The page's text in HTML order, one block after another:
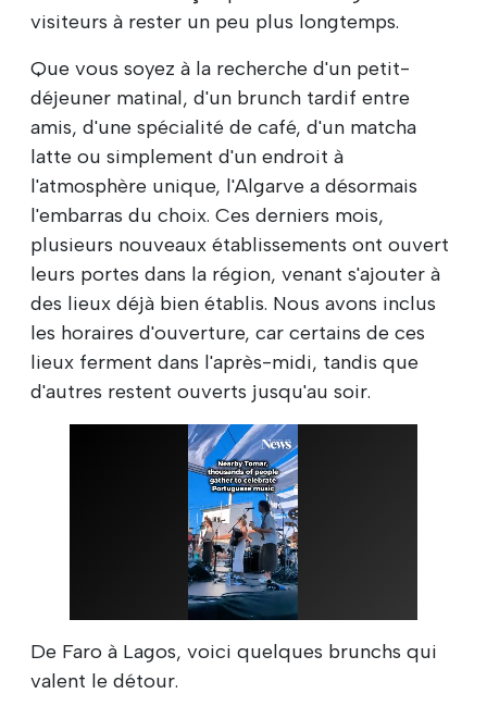
visiteurs à rester un peu plus longtemps.
Que vous soyez à la recherche d'un petit-
déjeuner matinal, d'un brunch tardif entre
amis, d'une spécialité de café, d'un matcha
latte ou simplement d'un endroit à
l'atmosphère unique, l'Algarve a désormais
l'embarras du choix. Ces derniers mois,
plusieurs nouveaux établissements ont ouvert
leurs portes dans la région, venant s'ajouter à
des lieux déjà bien établis. Nous avons inclus
les horaires d'ouverture, car certains de ces
lieux ferment dans l'après-midi, tandis que
d'autres restent ouverts jusqu'au soir.
De Faro à Lagos, voici quelques brunchs qui
valent le détour.